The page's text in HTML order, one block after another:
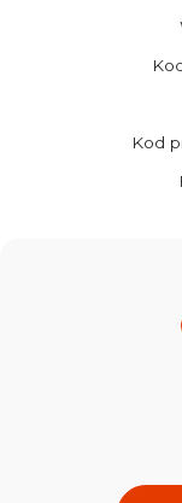
Kod